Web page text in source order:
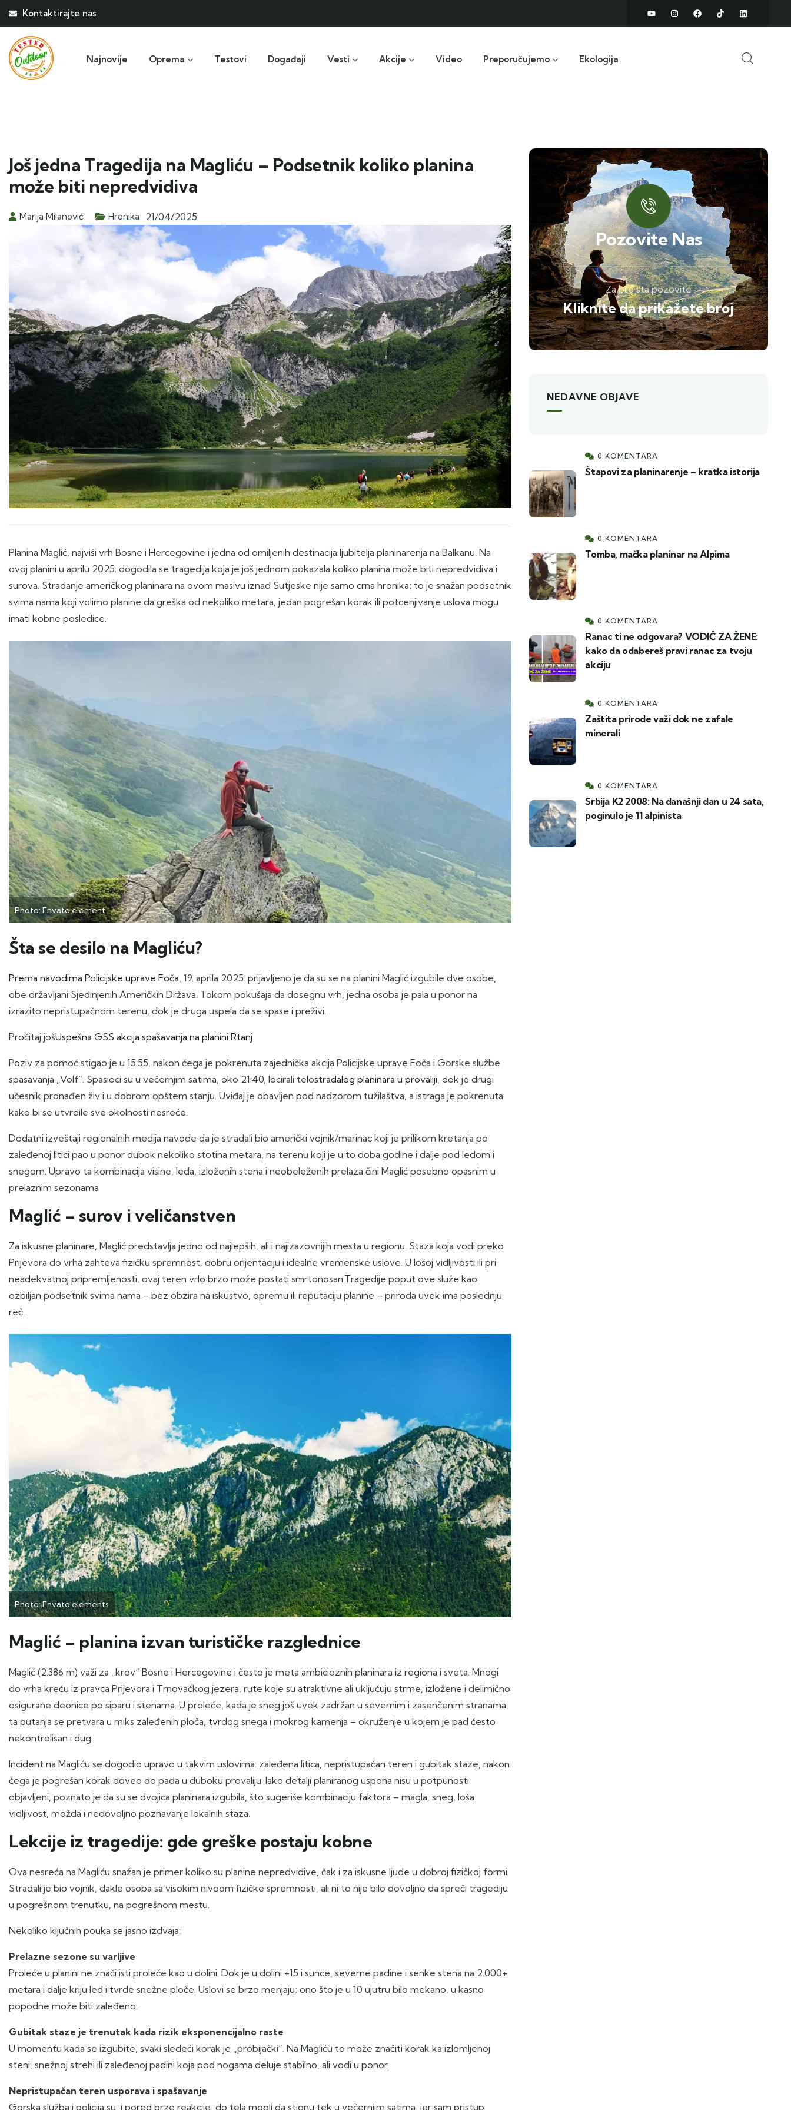
Kontaktirajte nas
Najnovije Oprema Testovi Događaji Vesti Akcije Video Preporučujemo Ekologija
Još jedna Tragedija na Magliću – Podsetnik koliko planina
može biti nepredvidiva
Marija Milanović Hronika 21/04/2025
Planina Maglić, najviši vrh Bosne i Hercegovine i jedna od omiljenih destinacija ljubitelja planinarenja na Balkanu. Na
ovoj planini u aprilu 2025. dogodila se tragedija koja je još jednom pokazala koliko planina može biti nepredvidiva i
surova. Stradanje američkog planinara na ovom masivu iznad Sutjeske nije samo crna hronika; to je snažan podsetnik
svima nama koji volimo planine da greška od nekoliko metara, jedan pogrešan korak ili potcenjivanje uslova mogu
imati kobne posledice.
Photo: Envato element
Šta se desilo na Magliću?
Prema navodima Policijske uprave Foča, 19. aprila 2025. prijavljeno je da su se na planini Maglić izgubile dve osobe,
obe državljani Sjedinjenih Američkih Država. Tokom pokušaja da dosegnu vrh, jedna osoba je pala u ponor na
izrazito nepristupačnom terenu, dok je druga uspela da se spase i preživi.
Pročitaj jošUspešna GSS akcija spašavanja na planini Rtanj
Poziv za pomoć stigao je u 15:55, nakon čega je pokrenuta zajednička akcija Policijske uprave Foča i Gorske službe
spasavanja „Volf“. Spasioci su u večernjim satima, oko 21:40, locirali telostradalog planinara u provaliji, dok je drugi
učesnik pronađen živ i u dobrom opštem stanju. Uviđaj je obavljen pod nadzorom tužilaštva, a istraga je pokrenuta
kako bi se utvrdile sve okolnosti nesreće.
Dodatni izveštaji regionalnih medija navode da je stradali bio američki vojnik/marinac koji je prilikom kretanja po
zaleđenoj litici pao u ponor dubok nekoliko stotina metara, na terenu koji je u to doba godine i dalje pod ledom i
snegom. Upravo ta kombinacija visine, leda, izloženih stena i neobeleženih prelaza čini Maglić posebno opasnim u
prelaznim sezonama
Maglić – surov i veličanstven
Za iskusne planinare, Maglić predstavlja jedno od najlepših, ali i najizazovnijih mesta u regionu. Staza koja vodi preko
Prijevora do vrha zahteva fizičku spremnost, dobru orijentaciju i idealne vremenske uslove. U lošoj vidljivosti ili pri
neadekvatnoj pripremljenosti, ovaj teren vrlo brzo može postati smrtonosan.Tragedije poput ove služe kao
ozbiljan podsetnik svima nama – bez obzira na iskustvo, opremu ili reputaciju planine – priroda uvek ima poslednju
reč.
Photo: Envato elements
Maglić – planina izvan turističke razglednice
Maglić (2.386 m) važi za „krov“ Bosne i Hercegovine i često je meta ambicioznih planinara iz regiona i sveta. Mnogi
do vrha kreću iz pravca Prijevora i Trnovačkog jezera, rute koje su atraktivne ali uključuju strme, izložene i delimično
osigurane deonice po siparu i stenama. U proleće, kada je sneg još uvek zadržan u severnim i zasenčenim stranama,
ta putanja se pretvara u miks zaleđenih ploča, tvrdog snega i mokrog kamenja – okruženje u kojem je pad često
nekontrolisan i dug.
Incident na Magliću se dogodio upravo u takvim uslovima: zaleđena litica, nepristupačan teren i gubitak staze, nakon
čega je pogrešan korak doveo do pada u duboku provaliju. Iako detalji planiranog uspona nisu u potpunosti
objavljeni, poznato je da su se dvojica planinara izgubila, što sugeriše kombinaciju faktora – magla, sneg, loša
vidljivost, možda i nedovoljno poznavanje lokalnih staza.
Lekcije iz tragedije: gde greške postaju kobne
Ova nesreća na Magliću snažan je primer koliko su planine nepredvidive, čak i za iskusne ljude u dobroj fizičkoj formi.
Stradali je bio vojnik, dakle osoba sa visokim nivoom fizičke spremnosti, ali ni to nije bilo dovoljno da spreči tragediju
u pogrešnom trenutku, na pogrešnom mestu.
Nekoliko ključnih pouka se jasno izdvaja:
Prelazne sezone su varljive
Proleće u planini ne znači isti proleće kao u dolini. Dok je u dolini +15 i sunce, severne padine i senke stena na 2.000+
metara i dalje kriju led i tvrde snežne ploče. Uslovi se brzo menjaju; ono što je u 10 ujutru bilo mekano, u kasno
popodne može biti zaleđeno.
Gubitak staze je trenutak kada rizik eksponencijalno raste
U momentu kada se izgubite, svaki sledeći korak je „probijački“. Na Magliću to može značiti korak ka izlomljenoj
steni, snežnoj strehi ili zaleđenoj padini koja pod nogama deluje stabilno, ali vodi u ponor.
Nepristupačan teren usporava i spašavanje
Gorska služba i policija su, i pored brze reakcije, do tela mogli da stignu tek u večernjim satima, jer sam pristup
Pozovite Nas
Za bilo sta pozovite
Kliknite da prikažete broj
NEDAVNE OBJAVE
0 KOMENTARA
Štapovi za planinarenje – kratka istorija
0 KOMENTARA
Tomba, mačka planinar na Alpima
0 KOMENTARA
Ranac ti ne odgovara? VODIČ ZA ŽENE:
kako da odabereš pravi ranac za tvoju
akciju
0 KOMENTARA
Zaštita prirode važi dok ne zafale
minerali
0 KOMENTARA
Srbija K2 2008: Na današnji dan u 24 sata,
poginulo je 11 alpinista